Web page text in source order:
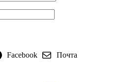
Facebook Почта